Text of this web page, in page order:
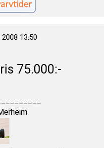
13:50
75.000:-